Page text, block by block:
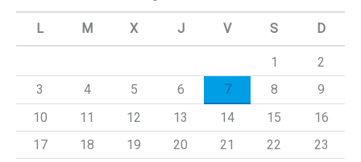
a
L M X J V S D
1
2
3
4 5 6 7 8
9
10
11 12 13 14 15
16
17
18 19 20 21 22
23